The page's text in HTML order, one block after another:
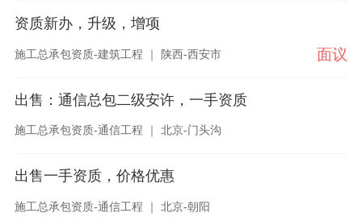
资质新办，升级，增项
施工总承包资质-建筑工程 ｜ 陕西-西安市 面议
出售：通信总包二级安许，一手资质
施工总承包资质-通信工程 ｜ 北京-门头沟
出售一手资质，价格优惠
施工总承包资质-通信工程 ｜ 北京-朝阳